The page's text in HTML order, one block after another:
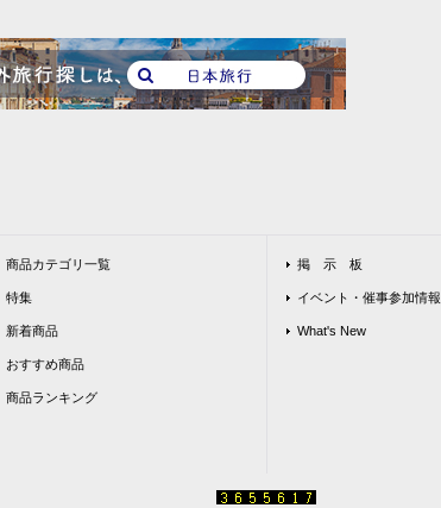
商品カテゴリ一覧
特集
新着商品
おすすめ商品
商品ランキング
掲 示 板
イベント・催事参加情報
What's New